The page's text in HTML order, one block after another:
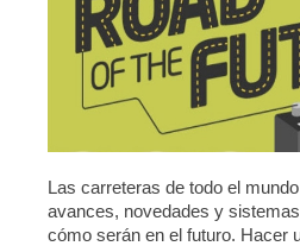
Las carreteras de todo el
avances, novedades y
cómo serán en el futuro. Hacer